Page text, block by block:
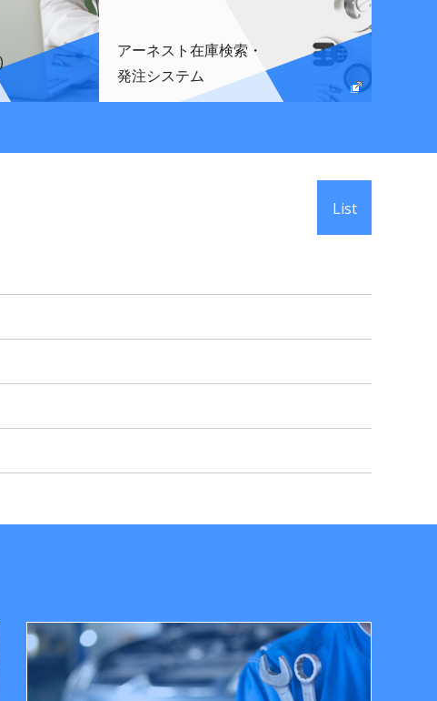
アーネスト在庫検索・
発注システム
List